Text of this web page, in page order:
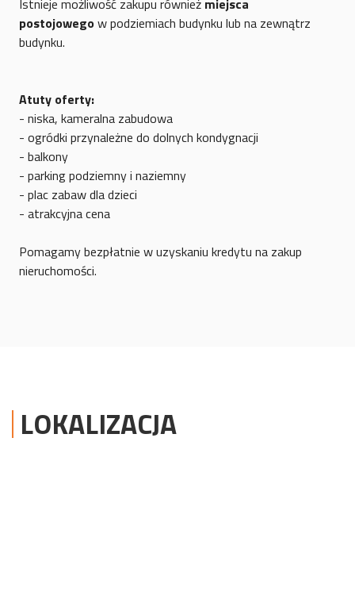
Istnieje możliwość zakupu również miejsca
postojowegow podziemiach budynku lub na zewnątrz
budynku.
Atuty oferty:
- niska, kameralna zabudowa
- ogródki przynależne do dolnych kondygnacji
- balkony
- parking podziemny i naziemny
- plac zabaw dla dzieci
- atrakcyjna cena
Pomagamy bezpłatnie w uzyskaniu kredytu na zakup
nieruchomości.
LOKALIZACJA